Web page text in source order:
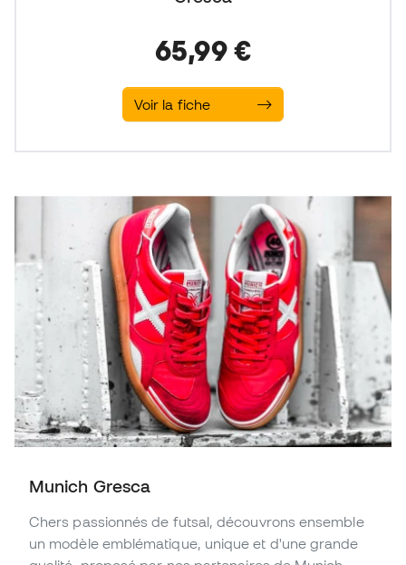
65,99 €
Voir la fiche
Munich Gresca
Chers passionnés de futsal, découvrons ensemble
un modèle emblématique, unique et d'une grande